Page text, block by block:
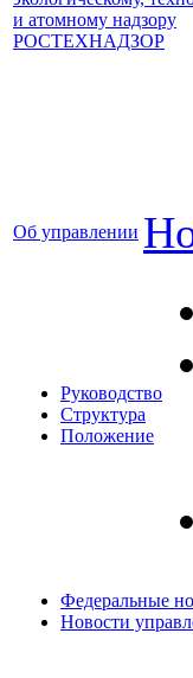
Об управлении
Руководство
Структура
Положение
Федеральные
Новости